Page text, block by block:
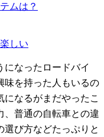
ムは？
しい
になったロードバイ
味を持った人もいるの
なるがまだやったこ
、普通の自転車との違
選び方などたっぷりと